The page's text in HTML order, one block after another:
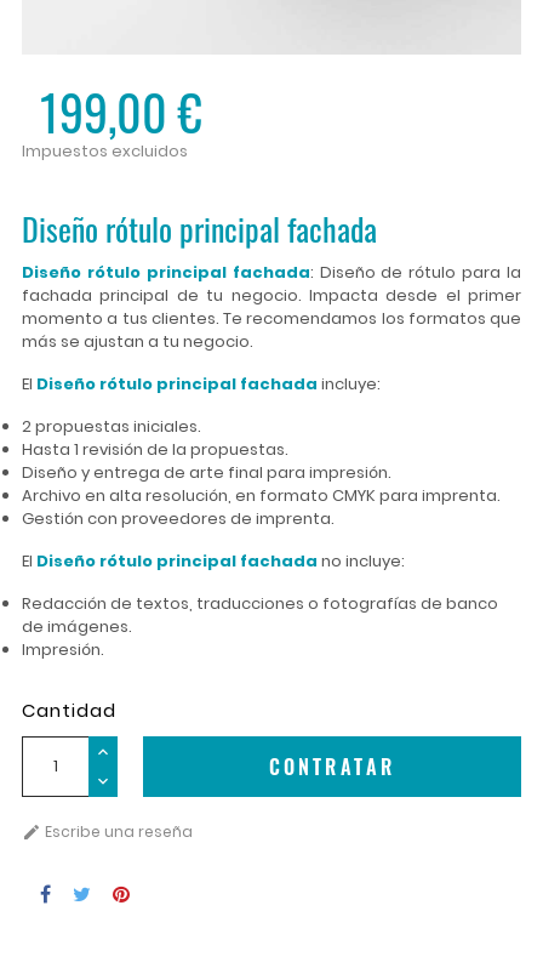
199,00 €
Impuestos excluidos
Diseño rótulo principal fachada
Diseño rótulo principal fachada: Diseño de rótulo para la
fachada principal de tu negocio. Impacta desde el primer
momento a tus clientes. Te recomendamos los formatos que
más se ajustan a tu negocio.
El Diseño rótulo principal fachada incluye:
2 propuestas iniciales.
Hasta 1 revisión de la propuestas.
Diseño y entrega de arte final para impresión.
Archivo en alta resolución, en formato CMYK para imprenta.
Gestión con proveedores de imprenta.
El Diseño rótulo principal fachada no incluye:
Redacción de textos, traducciones o fotografías de banco
de imágenes.
Impresión.
Cantidad
CONTRATAR
 Escribe una reseña